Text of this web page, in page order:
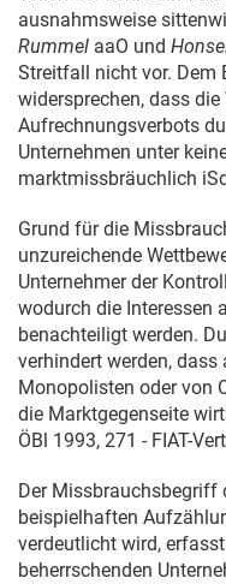
ausnahmsweise
Rummel aaO und
Streitfall nicht vor. Dem
widersprechen, dass
Aufrechnungsverbots
Unternehmen unter
marktmissbräuchlich
Grund für die
unzureichende
Unternehmer der
wodurch die Interessen
benachteiligt werden.
verhindert werden,
Monopolisten oder von
die Marktgegenseite
ÖBl 1993, 271 - FIAT-
Der Missbrauchsbegriff
beispielhaften
verdeutlicht wird,
beherrschenden